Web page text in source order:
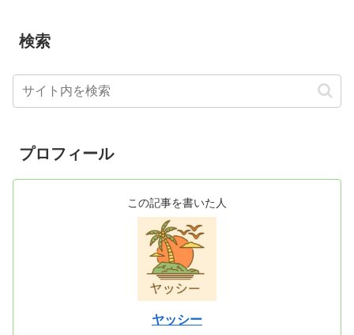
検索
プロフィール
この記事を書いた人
ヤッシー